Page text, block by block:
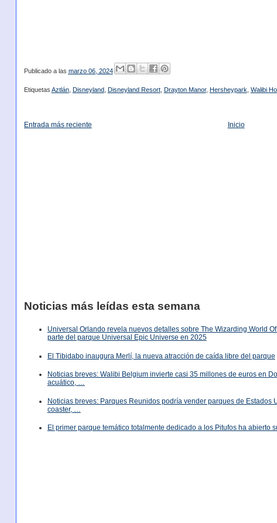
Publicado a las marzo 06, 2024
Etiquetas Aztlán, Disneyland, Disneyland Resort, Drayton Manor, Hersheypark Walibi
Entrada más reciente Inicio
Noticias más leídas esta semana
Universal Orlando revela nuevos detalles sobre The Wizarding World
parte del parque Universal Epic Universe en 2025
El Tibidabo inaugura Merlí, la nueva atracción de caída libre del parque
Noticias breves: Walibi Belgium invierte casi 35 millones de euros en
acuático, …
Noticias breves: Parques Reunidos podría vender parques de Estados
coaster, …
El primer parque temático totalmente dedicado a los Pitufos ha abierto